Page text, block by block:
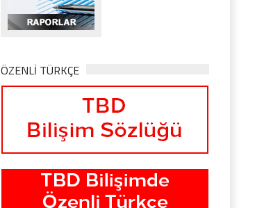
ÖZENLİ TÜRKÇE